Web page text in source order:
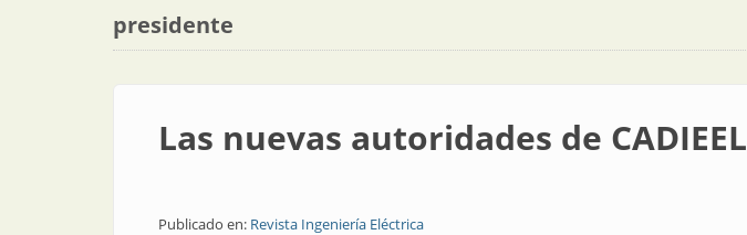
presidente
Las nuevas autoridades de CADIEEL
Publicado en: Revista Ingeniería Eléctrica